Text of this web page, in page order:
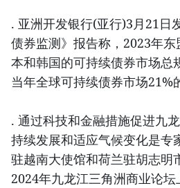
. 亚洲开发银行(亚行)3月21日
债券监测》报告称，2023年
本和韩国的可持续债券市场总
当年全球可持续债券市场21%
. 通过科技和金融措施促进九
持续发展和适应气候变化是专
驻越南大使馆和荷兰驻胡志明
2024年九龙江三角洲商业论坛